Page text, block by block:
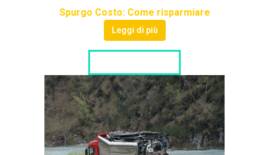
Spurgo Costo: Come risparmiare
Leggi di più